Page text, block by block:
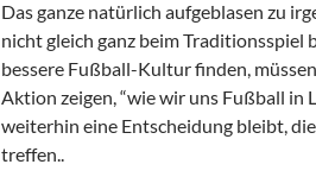
Das ganze natürlich aufgeblasen zu
nicht gleich ganz beim Traditionsspiel
bessere Fußball-Kultur finden,
Aktion zeigen, “wie wir uns Fußball in
weiterhin eine Entscheidung bleibt,
treffen..